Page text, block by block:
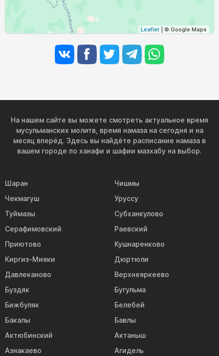
Leaflet | © Google Maps
На нашем сайте вы можете смотреть актуальное время
мусульманских молитв, время намаза на сегодня и на
месяц вперёд. Здесь вы найдёте расписание намаза в
вашем городе по ханафи и шафии мазхабу на выбор.
Шаран
Чишмы
Чекмагуш
Уруссу
Туймазы
Субханкулово
Серафимовский
Раевский
Приютово
Кушнаренково
Киргиз-Мияки
Дюртюли
Давлеканово
Верхнеяркеево
Буздяк
Бугульма
Бижбуляк
Белебей
Бакалы
Бавлы
Актюбинский
Актаныш
Азнакаево
Агидель